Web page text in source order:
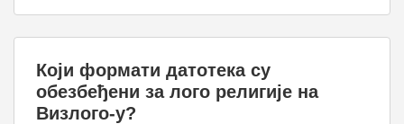
Који формати датотека су
обезбеђени за лого религије на
Визлого-у?